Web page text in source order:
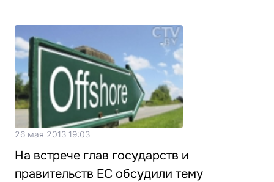
26 мая 2013 19:03
На встрече глав государств и
правительств ЕС обсудили тему